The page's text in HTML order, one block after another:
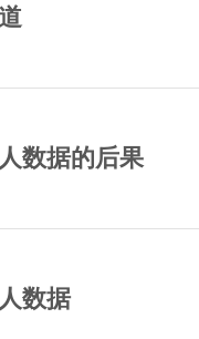
数据的后果
数据